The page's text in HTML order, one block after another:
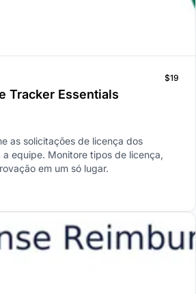
Tracker Essentials
$19
as solicitações de licença dos
equipe. Monitore tipos de licença,
em um só lugar.